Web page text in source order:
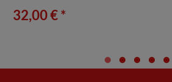
32,00 € *